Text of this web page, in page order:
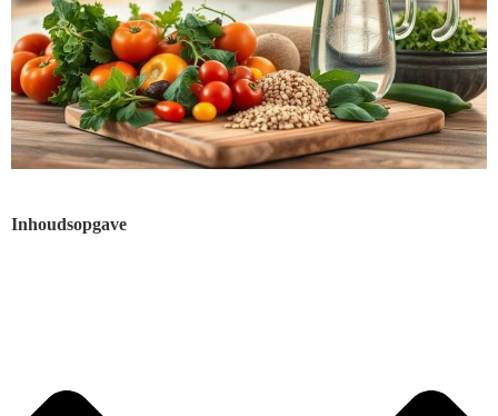
Inhoudsopgave